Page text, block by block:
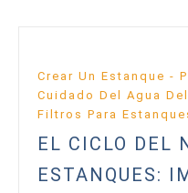
Crear Un Estanque -
Cuidado Del Agua
Filtros Para
EL CICLO DEL
ESTANQUES: